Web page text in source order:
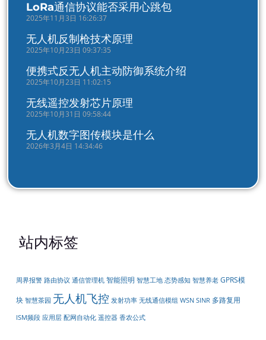
LoRa通信协议能否采用心跳包
2025年11月3日 16:26:37
无人机反制枪技术原理
2025年10月23日 09:37:35
便携式反无人机主动防御系统介绍
2025年10月23日 11:02:15
无线遥控发射芯片原理
2025年10月31日 09:58:44
无人机数字图传模块是什么
2026年3月4日 14:34:46
站内标签
周界报警 路由协议 通信管理机 智能照明 智慧工地 态势感知 智慧养老 GPRS模
块 智慧茶园 无人机飞控 发射功率 无线通信模组 WSN SINR 多路复用
ISM频段 应用层 配网自动化 遥控器 香农公式